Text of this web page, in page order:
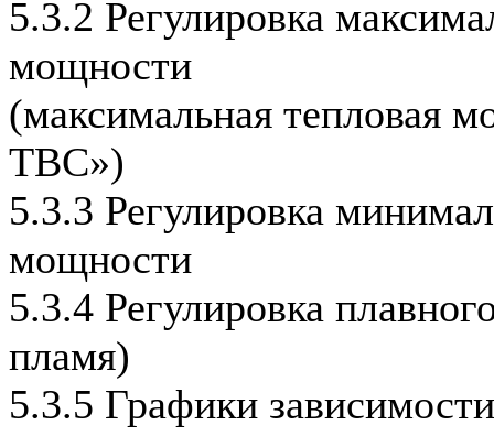
5.3.2 Регулировка
мощности
(максимальная тепловая
ТВС»)
5.3.3 Регулировка
мощности
5.3.4 Регулировка
пламя)
5.3.5 Графики